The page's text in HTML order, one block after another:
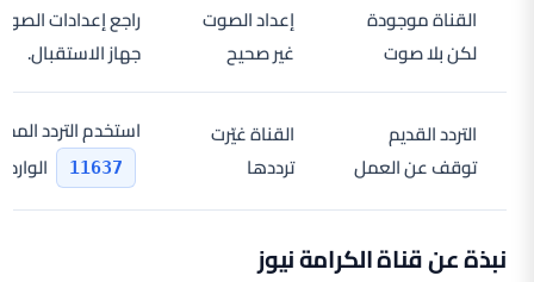
القناة موجودة
لكن بلا صوت
إعداد الصوت
غير صحيح
راجع إعدادات
جهاز الاستقبال.
التردد القديم
توقف عن العمل
القناة غيّرت
ترددها
استخدم التردد
11637
نبذة عن قناة الكرامة نيوز